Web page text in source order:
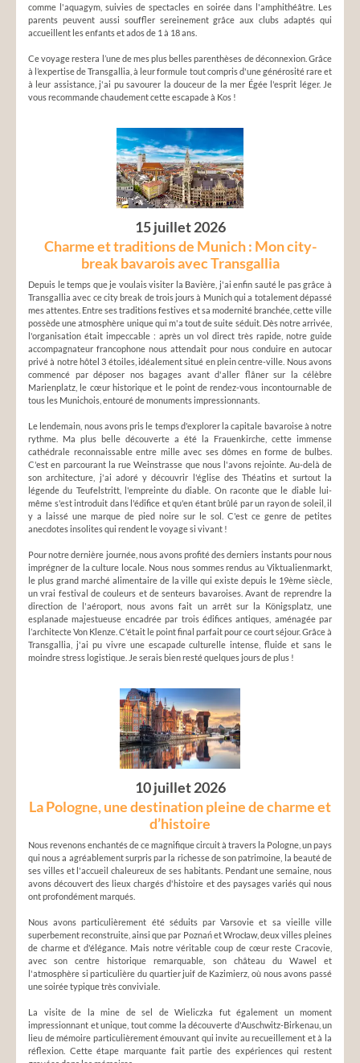
comme l'aquagym, suivies de spectacles en soirée dans l'amphithéâtre. Les
parents peuvent aussi souffler sereinement grâce aux clubs adaptés qui
accueillent les enfants et ados de 1 à 18 ans.
Ce voyage restera l’une de mes plus belles parenthèses de déconnexion. Grâce
à l’expertise de Transgallia, à leur formule tout compris d'une générosité rare et
à leur assistance, j'ai pu savourer la douceur de la mer Égée l'esprit léger. Je
vous recommande chaudement cette escapade à Kos !
15 juillet 2026
Charme et traditions de Munich : Mon city-
break bavarois avec Transgallia
Depuis le temps que je voulais visiter la Bavière, j'ai enfin sauté le pas grâce à
Transgallia avec ce city break de trois jours à Munich qui a totalement dépassé
mes attentes. Entre ses traditions festives et sa modernité branchée, cette ville
possède une atmosphère unique qui m'a tout de suite séduit. Dès notre arrivée,
l'organisation était impeccable : après un vol direct très rapide, notre guide
accompagnateur francophone nous attendait pour nous conduire en autocar
privé à notre hôtel 3 étoiles, idéalement situé en plein centre-ville. Nous avons
commencé par déposer nos bagages avant d'aller flâner sur la célèbre
Marienplatz, le cœur historique et le point de rendez-vous incontournable de
tous les Munichois, entouré de monuments impressionnants.
Le lendemain, nous avons pris le temps d'explorer la capitale bavaroise à notre
rythme. Ma plus belle découverte a été la Frauenkirche, cette immense
cathédrale reconnaissable entre mille avec ses dômes en forme de bulbes.
C'est en parcourant la rue Weinstrasse que nous l'avons rejointe. Au-delà de
son architecture, j'ai adoré y découvrir l'église des Théatins et surtout la
légende du Teufelstritt, l'empreinte du diable. On raconte que le diable lui-
même s'est introduit dans l'édifice et qu'en étant brûlé par un rayon de soleil, il
y a laissé une marque de pied noire sur le sol. C'est ce genre de petites
anecdotes insolites qui rendent le voyage si vivant !
Pour notre dernière journée, nous avons profité des derniers instants pour nous
imprégner de la culture locale. Nous nous sommes rendus au Viktualienmarkt,
le plus grand marché alimentaire de la ville qui existe depuis le 19ème siècle,
un vrai festival de couleurs et de senteurs bavaroises. Avant de reprendre la
direction de l'aéroport, nous avons fait un arrêt sur la Königsplatz, une
esplanade majestueuse encadrée par trois édifices antiques, aménagée par
l’architecte Von Klenze. C'était le point final parfait pour ce court séjour. Grâce à
Transgallia, j'ai pu vivre une escapade culturelle intense, fluide et sans le
moindre stress logistique. Je serais bien resté quelques jours de plus !
10 juillet 2026
La Pologne, une destination pleine de charme et
d’histoire
Nous revenons enchantés de ce magnifique circuit à travers la Pologne, un pays
qui nous a agréablement surpris par la richesse de son patrimoine, la beauté de
ses villes et l'accueil chaleureux de ses habitants. Pendant une semaine, nous
avons découvert des lieux chargés d'histoire et des paysages variés qui nous
ont profondément marqués.
Nous avons particulièrement été séduits par Varsovie et sa vieille ville
superbement reconstruite, ainsi que par Poznań et Wrocław, deux villes pleines
de charme et d'élégance. Mais notre véritable coup de cœur reste Cracovie,
avec son centre historique remarquable, son château du Wawel et
l'atmosphère si particulière du quartier juif de Kazimierz, où nous avons passé
une soirée typique très conviviale.
La visite de la mine de sel de Wieliczka fut également un moment
impressionnant et unique, tout comme la découverte d'Auschwitz-Birkenau, un
lieu de mémoire particulièrement émouvant qui invite au recueillement et à la
réflexion. Cette étape marquante fait partie des expériences qui restent